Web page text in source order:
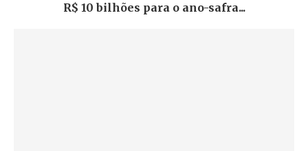
R$ 10 bilhões para o ano-safra...